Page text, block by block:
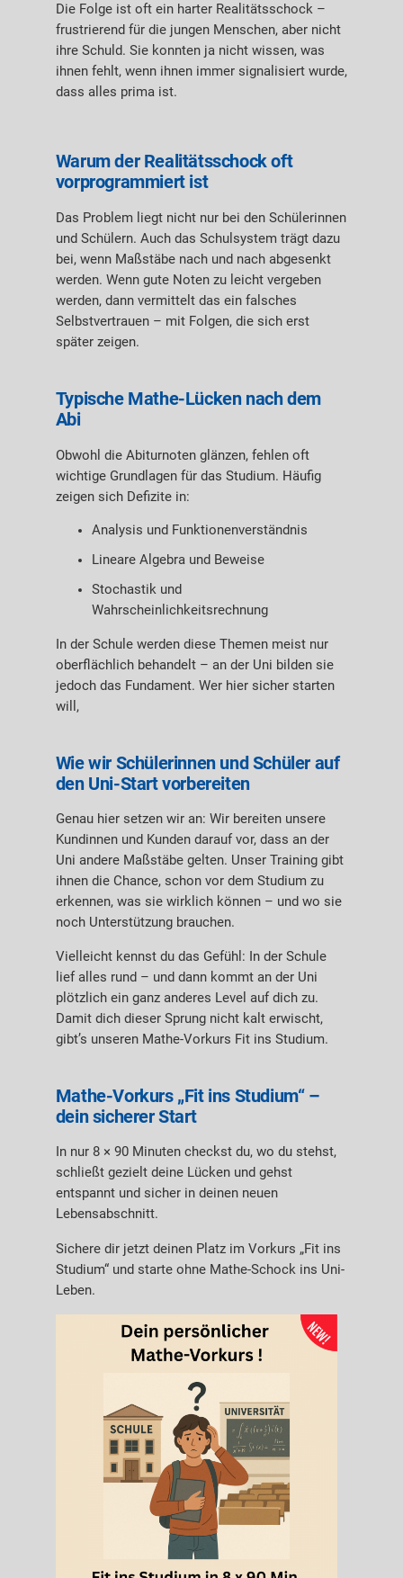
Die Folge ist oft ein harter Realitätsschock –
frustrierend für die jungen Menschen, aber nicht
ihre Schuld. Sie konnten ja nicht wissen, was
ihnen fehlt, wenn ihnen immer signalisiert wurde,
dass alles prima ist.
Warum der Realitätsschock oft
vorprogrammiert ist
Das Problem liegt nicht nur bei den Schülerinnen
und Schülern. Auch das Schulsystem trägt dazu
bei, wenn Maßstäbe nach und nach abgesenkt
werden. Wenn gute Noten zu leicht vergeben
werden, dann vermittelt das ein falsches
Selbstvertrauen – mit Folgen, die sich erst
später zeigen.
Typische Mathe-Lücken nach dem
Abi
Obwohl die Abiturnoten glänzen, fehlen oft
wichtige Grundlagen für das Studium. Häufig
zeigen sich Defizite in:
Analysis und Funktionenverständnis
Lineare Algebra und Beweise
Stochastik und
Wahrscheinlichkeitsrechnung
In der Schule werden diese Themen meist nur
oberflächlich behandelt – an der Uni bilden sie
jedoch das Fundament. Wer hier sicher starten
will,
Wie wir Schülerinnen und Schüler auf
den Uni-Start vorbereiten
Genau hier setzen wir an: Wir bereiten unsere
Kundinnen und Kunden darauf vor, dass an der
Uni andere Maßstäbe gelten. Unser Training gibt
ihnen die Chance, schon vor dem Studium zu
erkennen, was sie wirklich können – und wo sie
noch Unterstützung brauchen.
Vielleicht kennst du das Gefühl: In der Schule
lief alles rund – und dann kommt an der Uni
plötzlich ein ganz anderes Level auf dich zu.
Damit dich dieser Sprung nicht kalt erwischt,
gibt’s unseren Mathe-Vorkurs Fit ins Studium.
Mathe-Vorkurs „Fit ins Studium“ –
dein sicherer Start
In nur 8 × 90 Minuten checkst du, wo du stehst,
schließt gezielt deine Lücken und gehst
entspannt und sicher in deinen neuen
Lebensabschnitt.
Sichere dir jetzt deinen Platz im Vorkurs „Fit ins
Studium“ und starte ohne Mathe-Schock ins Uni-
Leben.